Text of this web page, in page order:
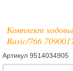
Комплект
Basic/766
Артикул 9514034905